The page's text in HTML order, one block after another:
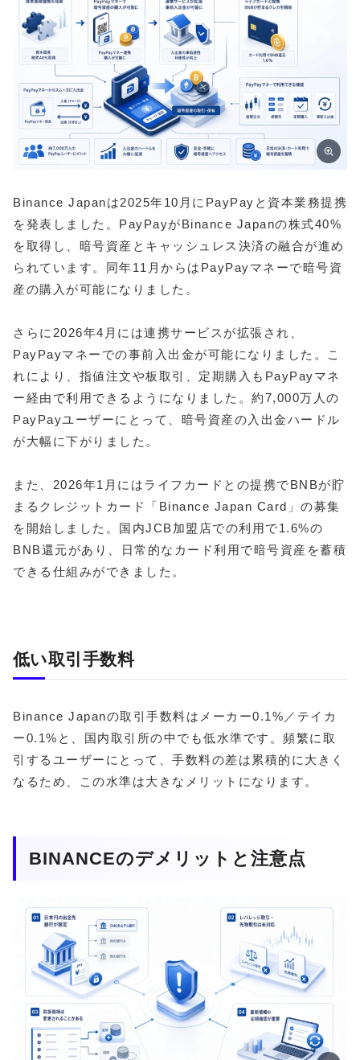
Binance Japanは2025年10月にPayPayと資本業務提携
を発表しました。PayPayがBinance Japanの株式40%
を取得し、暗号資産とキャッシュレス決済の融合が進め
られています。同年11月からはPayPayマネーで暗号資
産の購入が可能になりました。
さらに2026年4月には連携サービスが拡張され、
PayPayマネーでの事前入出金が可能になりました。こ
れにより、指値注文や板取引、定期購入もPayPayマネ
ー経由で利用できるようになりました。約7,000万人の
PayPayユーザーにとって、暗号資産の入出金ハードル
が大幅に下がりました。
また、2026年1月にはライフカードとの提携でBNBが貯
まるクレジットカード「Binance Japan Card」の募集
を開始しました。国内JCB加盟店での利用で1.6%の
BNB還元があり、日常的なカード利用で暗号資産を蓄積
できる仕組みができました。
低い取引手数料
Binance Japanの取引手数料はメーカー0.1%／テイカ
ー0.1%と、国内取引所の中でも低水準です。頻繁に取
引するユーザーにとって、手数料の差は累積的に大きく
なるため、この水準は大きなメリットになります。
BINANCEのデメリットと注意点